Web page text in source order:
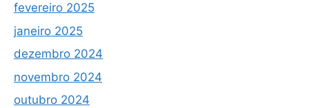
fevereiro 2025
janeiro 2025
dezembro 2024
novembro 2024
outubro 2024